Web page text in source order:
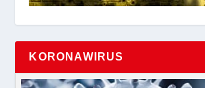
KORONAWIRUS